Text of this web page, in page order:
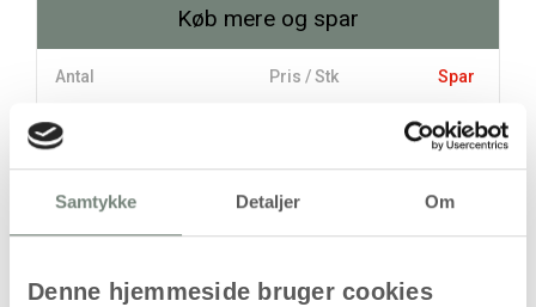
Samtykke Detaljer Om
Denne hjemmeside bruger cookies
Køb mere og spar
Antal Pris / Stk Spar
10 stk 121,44 kr. 285,00 kr.